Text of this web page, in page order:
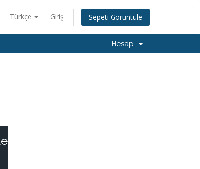
Türkçe Giriş Sepeti Görüntüle
Hesap